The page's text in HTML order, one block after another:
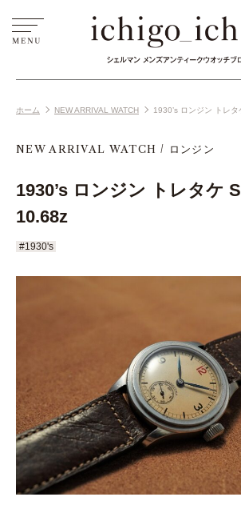
ホーム NEW ARRIVAL WATCH 1930’s ロンジン トレ
NEW ARRIVAL WATCH ロンジン
1930’s ロンジン トレタケ
10.68z
#1930's